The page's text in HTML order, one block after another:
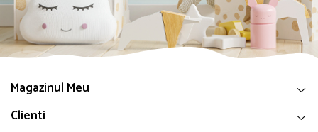
Magazinul Meu
Clienti